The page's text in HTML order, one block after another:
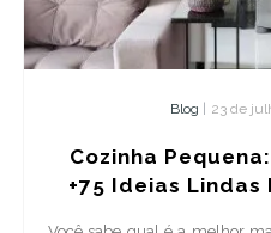
Blog | 23 de
Cozinha
+75 Ideias